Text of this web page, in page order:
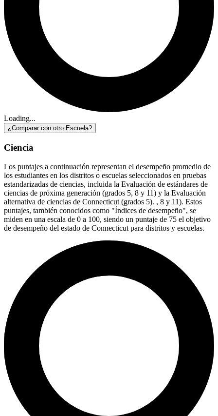
Loading...
¿Comparar con otro Escuela?
Ciencia
Los puntajes a continuación representan el desempeño promedio de
los estudiantes en los distritos o escuelas seleccionados en pruebas
estandarizadas de ciencias, incluida la Evaluación de estándares de
ciencias de próxima generación (grados 5, 8 y 11) y la Evaluación
alternativa de ciencias de Connecticut (grados 5). , 8 y 11). Estos
puntajes, también conocidos como "Índices de desempeño", se
miden en una escala de 0 a 100, siendo un puntaje de 75 el objetivo
de desempeño del estado de Connecticut para distritos y escuelas.